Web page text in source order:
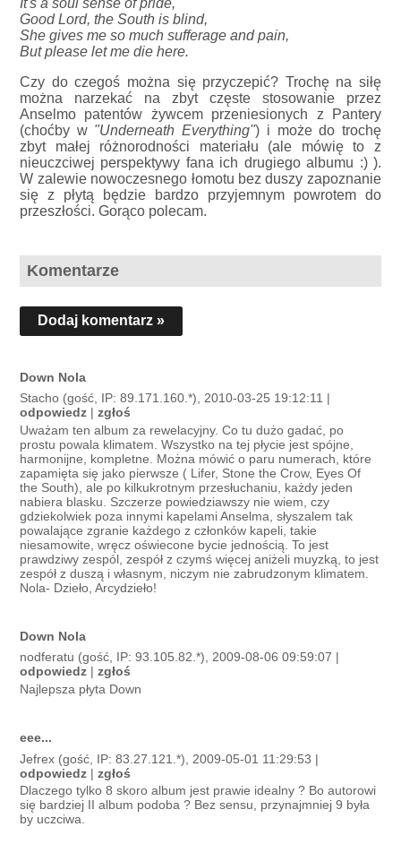
It's a soul sense of pride,
Good Lord, the South is blind,
She gives me so much sufferage and pain,
But please let me die here.
Czy do czegoś można się przyczepić? Trochę na siłę
można narzekać na zbyt częste stosowanie przez
Anselmo patentów żywcem przeniesionych z Pantery
(choćby w"Underneath Everything") i może do trochę
zbyt małej różnorodności materiału (ale mówię to z
nieuczciwej perspektywy fana ich drugiego albumu :) ).
W zalewie nowoczesnego łomotu bez duszy zapoznanie
się z płytą będzie bardzo przyjemnym powrotem do
przeszłości. Gorąco polecam.
Komentarze
Dodaj komentarz »
Down Nola
Stacho (gość, IP: 89.171.160.*), 2010-03-25 19:12:11 |
odpowiedz |zgłoś
Uważam ten album za rewelacyjny. Co tu dużo gadać, po
prostu powala klimatem. Wszystko na tej płycie jest spójne,
harmonijne, kompletne. Można mówić o paru numerach, które
zapamięta się jako pierwsze ( Lifer, Stone the Crow, Eyes Of
the South), ale po kilkukrotnym przesłuchaniu, każdy jeden
nabiera blasku. Szczerze powiedziawszy nie wiem, czy
gdziekolwiek poza innymi kapelami Anselma, słyszalem tak
powalające zgranie każdego z członków kapeli, takie
niesamowite, wręcz oświecone bycie jednością. To jest
prawdziwy zespól, zespół z czymś więcej aniżeli muyzką, to jest
zespół z duszą i własnym, niczym nie zabrudzonym klimatem.
Nola- Dzieło, Arcydzieło!
Down Nola
nodferatu (gość, IP: 93.105.82.*), 2009-08-06 09:59:07 |
odpowiedz |zgłoś
Najlepsza płyta Down
eee...
Jefrex (gość, IP: 83.27.121.*), 2009-05-01 11:29:53 |
odpowiedz |zgłoś
Dlaczego tylko 8 skoro album jest prawie idealny ? Bo autorowi
się bardziej II album podoba ? Bez sensu, przynajmniej 9 była
by uczciwa.